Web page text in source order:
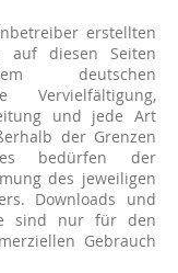
erstellten
auf diesen Seiten
deutschen
Vervielfältigung,
und jede Art
der Grenzen
bedürfen der
des jeweiligen
Downloads und
sind nur für den
Gebrauch